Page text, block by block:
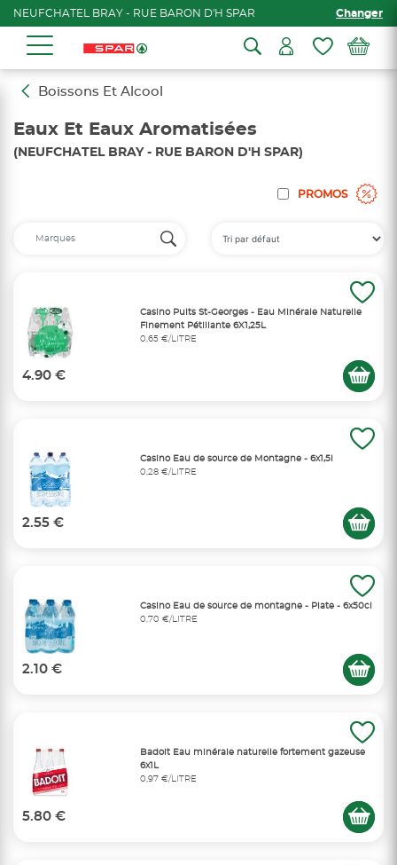
NEUFCHATEL BRAY - RUE BARON D'H SPAR Changer
Boissons Et Alcool
Eaux Et Eaux Aromatisées
(NEUFCHATEL BRAY - RUE BARON D'H SPAR)
PROMOS
Casino Puits St-Georges - Eau Minérale Naturelle
Finement Pétillante 6X1,25L
0,65 €/LITRE
4.90 €
Casino Eau de source de Montagne - 6x1,5l
0,28 €/LITRE
2.55 €
Casino Eau de source de montagne - Plate - 6x50cl
0,70 €/LITRE
2.10 €
Badoit Eau minérale naturelle fortement gazeuse
6x1L
0,97 €/LITRE
5.80 €